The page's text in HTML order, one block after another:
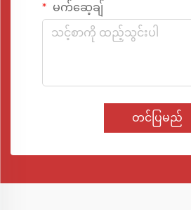
မက်ဆေ့ချ်
တင်ပြမည်